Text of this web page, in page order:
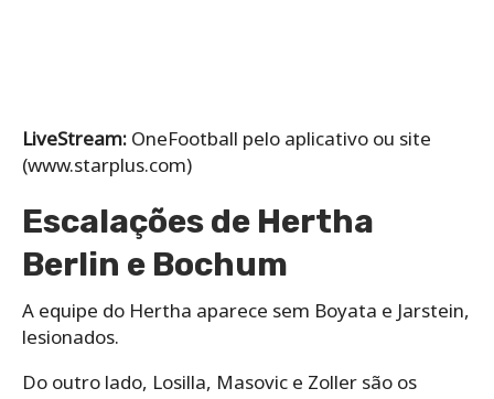
LiveStream: OneFootball pelo aplicativo ou site
(www.starplus.com)
Escalações de Hertha
Berlin e Bochum
A equipe do Hertha aparece sem Boyata e Jarstein,
lesionados.
Do outro lado, Losilla, Masovic e Zoller são os